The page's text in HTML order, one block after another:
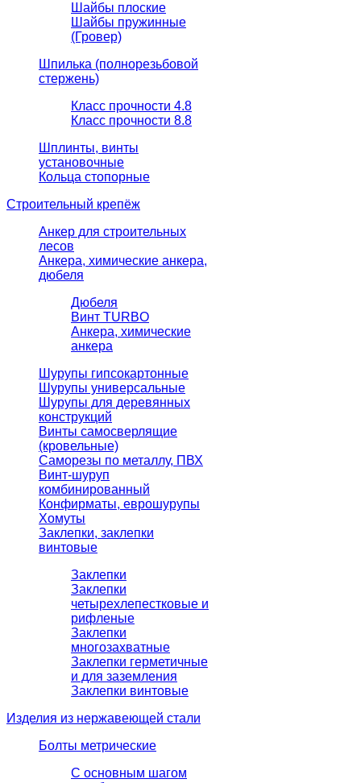
Шайбы плоские
Шайбы пружинные
(Гровер)
Шпилька (полнорезьбовой
стержень)
Класс прочности 4.8
Класс прочности 8.8
Шплинты, винты
установочные
Кольца стопорные
Строительный крепёж
Анкер для строительных
лесов
Анкера, химические анкера,
дюбеля
Дюбеля
Винт TURBO
Анкера, химические
анкера
Шурупы гипсокартонные
Шурупы универсальные
Шурупы для деревянных
конструкций
Винты самосверлящие
(кровельные)
Саморезы по металлу, ПВХ
Винт-шуруп
комбинированный
Конфирматы, еврошурупы
Хомуты
Заклепки, заклепки
винтовые
Заклепки
Заклепки
четырехлепестковые и
рифленые
Заклепки
многозахватные
Заклепки герметичные
и для заземления
Заклепки винтовые
Изделия из нержавеющей стали
Болты метрические
С основным шагом